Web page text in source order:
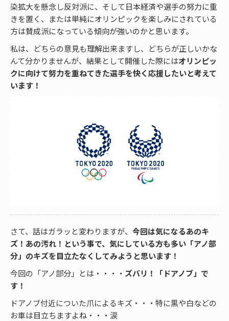
染拡大を懸念し反対派に、そして日本経済や選手の努力に重
きを置く、または単純にオリンピックを楽しみにされている
方は賛成派になっている傾向が強いのかと思います。
私は、どちらの意見も理解出来ますし、どちらが正しいかな
んて分かりませんが、結果として開催した際にはオリンピッ
クに向けて努力を重ねてきた選手を快く応援したいと考えて
います！
さて、話はガラッと変わりますが、 今回は気になるあのキ
ズ！あの汚れ！という事で、気にしている方も多い「アノ部
分」のキズを目立たなくしてみようと思います！
今回の「アノ部分」とは・・・・ ズバリ！「ドアノブ」で
す！
ドアノブ付近についた爪によるキズ・・・特に黒や白などの
お車は目立ちますよね・・・涙